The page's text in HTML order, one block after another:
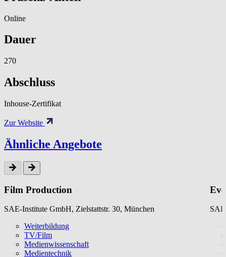
Online
Dauer
270
Abschluss
Inhouse-Zertifikat
Zur Website
Ähnliche Angebote
Film Production
SAE-Institute GmbH, Zielstattstr. 30, München
Weiterbildung
TV/Film
Medienwissenschaft
Medientechnik